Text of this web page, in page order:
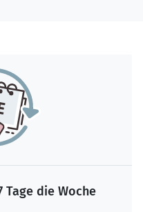
Tage die Woche